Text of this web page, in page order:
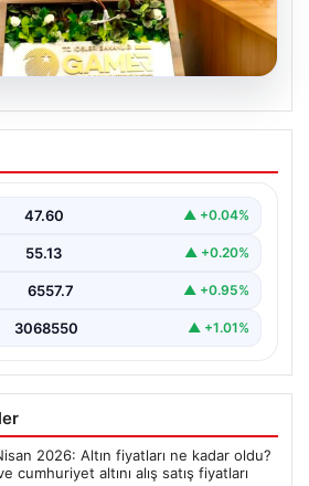
mücadele toplantısı.
Çiftçi: Hiçbir suç
47.60 ▲ +0.04%
55.13 ▲ +0.20%
6557.7 ▲ +0.95%
3068550 ▲ +1.01%
2026: Altın fiyatları ne kadar oldu?
cumhuriyet altını alış satış fiyatları